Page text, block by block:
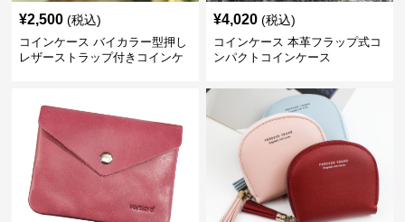
¥2,500 (税込)
コインケース バイカラー型押し
レザーストラップ付きコインケ
¥4,020 (税込)
コインケース 本革フラップ式コ
ンパクトコインケース